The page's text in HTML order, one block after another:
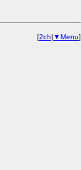
[2ch| ▼Menu]